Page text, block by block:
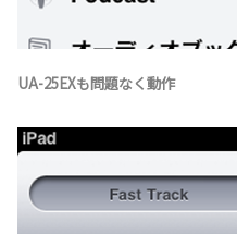
UA-25EXも問題なく動作